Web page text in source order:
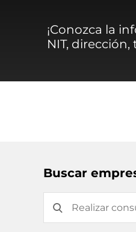
¡Conozca la
NIT,
Buscar